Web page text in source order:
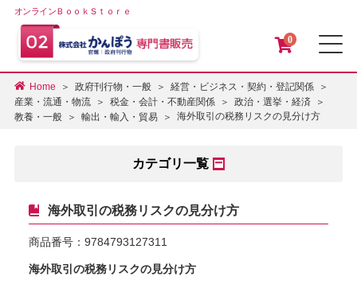
オンラインＢｏｏｋＳｔｏｒｅ
0
Home 政府刊行物・一般
経営・ビジネス・契約・登記関係
産業・流通・物流
税金・会計・不動産関係
政治・選挙・経済
教養・一般
輸出・輸入・貿易 海外取引の税務リスクの見分け方
カテゴリ一覧
海外取引の税務リスクの見分け方
商品番号： 9784793127311
海外取引の税務リスクの見分け方